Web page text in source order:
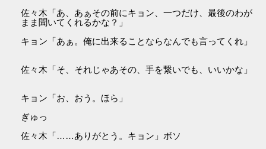
佐々木「あ、あぁその前にキョン、一つだけ、最後のわが
まま聞いてくれるかな？」
キョン「あぁ。俺に出来ることならなんでも言ってくれ」
佐々木「そ、それじゃあその、手を繋いでも、いいかな」
キョン「お、おう。ほら」
ぎゅっ
佐々木「……ありがとう。キョン」ボソ